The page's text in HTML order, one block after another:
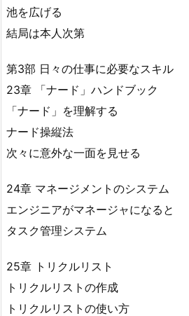
池を広げる
結局は本人次第
第3部 日々の仕事に必要なスキル
23章 「ナード」ハンドブック
「ナード」を理解する
ナード操縦法
次々に意外な一面を見せる
24章 マネージメントのシステム
エンジニアがマネージャになると
タスク管理システム
25章 トリクルリスト
トリクルリストの作成
トリクルリストの使い方